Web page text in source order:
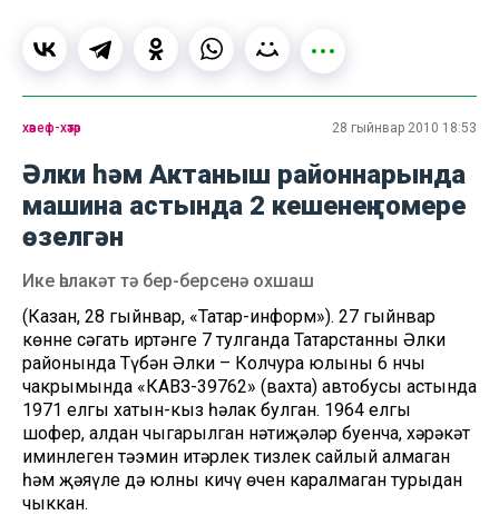
хәвеф-хәтәр 28 гыйнвар 2010 18:53
Әлки һәм Актаныш районнарында
машина астында 2 кешенең гомере
өзелгән
Ике һәлакәт тә бер-берсенә охшаш
(Казан, 28 гыйнвар, «Татар-информ»). 27 гыйнвар
көнне сәгать иртәнге 7 тулганда Татарстанның Әлки
районында Түбән Әлки – Колчура юлының 6 нчы
чакрымында «КАВЗ-39762» (вахта) автобусы астында
1971 елгы хатын-кыз һәлак булган. 1964 елгы
шофер, алдан чыгарылган нәтиҗәләр буенча, хәрәкәт
иминлеген тәэмин итәрлек тизлек сайлый алмаган
һәм җәяүле дә юлны кичү өчен каралмаган турыдан
чыккан.